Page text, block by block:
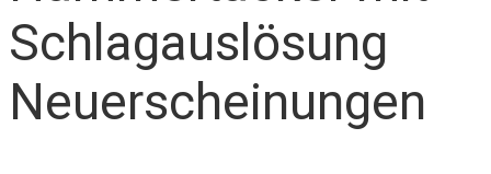
Schlagauslösung
Neuerscheinungen